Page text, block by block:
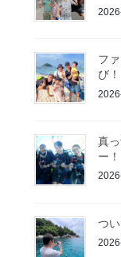
フ
び！
真
ー！
つ